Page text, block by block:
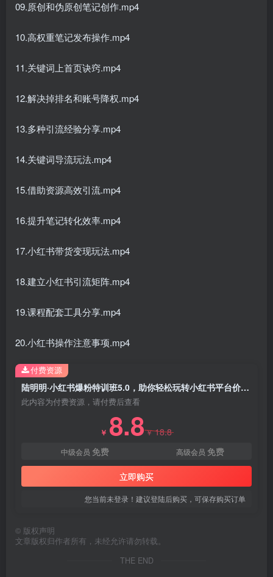
09.原创和伪原创笔记创作.mp4
10.高权重笔记发布操作.mp4
11.关键词上首页诀窍.mp4
12.解决掉排名和账号降权.mp4
13.多种引流经验分享.mp4
14.关键词导流玩法.mp4
15.借助资源高效引流.mp4
16.提升笔记转化效率.mp4
17.小红书带货变现玩法.mp4
18.建立小红书引流矩阵.mp4
19.课程配套工具分享.mp4
20.小红书操作注意事项.mp4
陆明明·小红书爆粉特训班5.0，助你轻松玩转小红书平台价值1380元
此内容为付费资源，请付费后查看
￥ 8.8￥18.8
中级会员 免费 高级会员 免费
立即购买
您当前未登录！建议登陆后购买，可保存购买订单
付费资源
© 版权声明
文章版权归作者所有，未经允许请勿转载。
THE END